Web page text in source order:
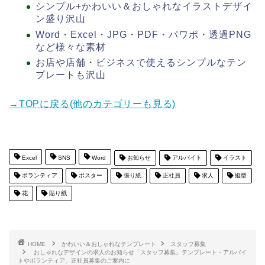
シンプル+かわいい＆おしゃれなイラストデザイ
ン盛り沢山
Word・Excel・JPG・PDF・パワポ・透過PNG
など様々な素材
お店や店舗・ビジネスで使えるシンプルなテン
プレートも沢山
→TOPに戻る(他のカテゴリーも見る)
Excel SNS Word お知らせ アルバイト イラスト
ボランティア ポスター 張り紙 正社員 求人 縦型
花 貼り紙
HOME かわいい＆おしゃれなテンプレート
スタッフ募集
おしゃれなデザインの求人のお知らせ「スタッフ募集」テンプレート・アルバイ
トやボランティア、正社員募集のご案内に